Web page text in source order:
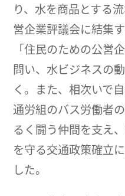
り、水を商品とする
営企業評議会に結集
「住民のための公営
問い、水ビジネスの
く。また、相次いで
通労組のバス労働者
るく闘う仲間を支え
を守る交通政策確立
した。